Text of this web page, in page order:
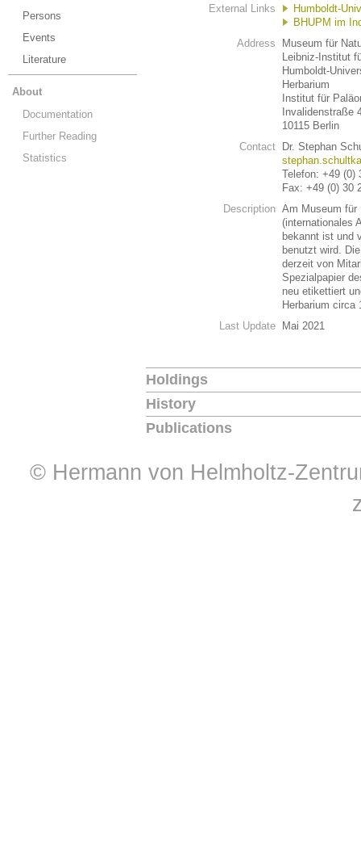
Persons
Events
Literature
About
Documentation
Further Reading
Statistics
External Links
Humboldt-
BHUPM im
Address
Museum für
Leibniz-Institut
Humboldt-
Herbarium
Institut für
Invalidenstraße
10115 Berlin
Contact
Dr. Stephan
Telefon: +49 (0)
Fax: +49 (0) 30
Description Am Museum für
(internationales
bekannt ist und
benutzt wird.
derzeit von
Spezialpapier
neu etikettiert
Herbarium
Last Update
Mai 2021
Holdings
History
Publications
© Hermann von Helmholtz-